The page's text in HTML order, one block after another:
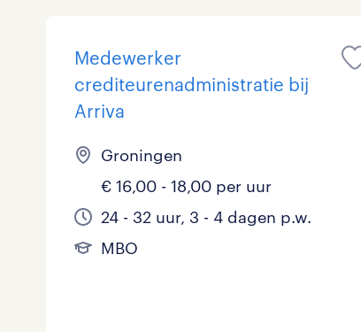
Medewerker
crediteurenadministratie bij
Arriva
Groningen
€ 16,00 - 18,00 per uur
24 - 32 uur, 3 - 4 dagen p.w.
MBO